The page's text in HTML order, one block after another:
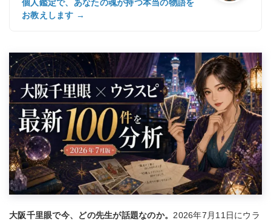
個人鑑定で、あなたの魂が持つ本当の物語を
お教えします →
大阪千里眼で今、どの先生が話題なのか。 2026年7月11日にウラ